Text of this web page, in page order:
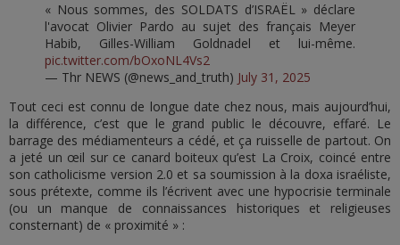
« Nous sommes, des SOLDATS d’ISRAËL » déclare
l'avocat Olivier Pardo au sujet des français Meyer
Habib, Gilles-William Goldnadel et lui-même.
pic.twitter.com/bOxoNL4Vs2
— Thr NEWS (@news_and_truth) July 31, 2025
Tout ceci est connu de longue date chez nous, mais aujourd’hui,
la différence, c’est que le grand public le découvre, effaré. Le
barrage des médiamenteurs a cédé, et ça ruisselle de partout. On
a jeté un œil sur ce canard boiteux qu’est La Croix, coincé entre
son catholicisme version 2.0 et sa soumission à la doxa israéliste,
sous prétexte, comme ils l’écrivent avec une hypocrisie terminale
(ou un manque de connaissances historiques et religieuses
consternant) de « proximité » :